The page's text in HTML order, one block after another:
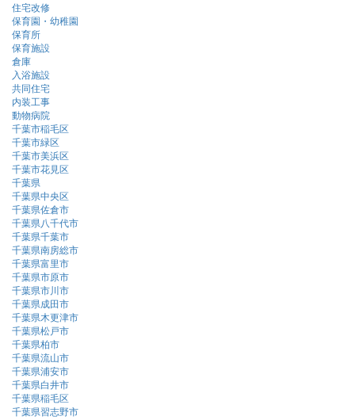
住宅改修
保育園・幼稚園
保育所
保育施設
倉庫
入浴施設
共同住宅
内装工事
動物病院
千葉市稲毛区
千葉市緑区
千葉市美浜区
千葉市花見区
千葉県
千葉県中央区
千葉県佐倉市
千葉県八千代市
千葉県千葉市
千葉県南房総市
千葉県富里市
千葉県市原市
千葉県市川市
千葉県成田市
千葉県木更津市
千葉県松戸市
千葉県柏市
千葉県流山市
千葉県浦安市
千葉県白井市
千葉県稲毛区
千葉県習志野市